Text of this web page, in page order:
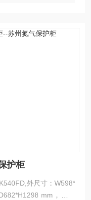
护柜
外尺寸：W598*
mm，隔板